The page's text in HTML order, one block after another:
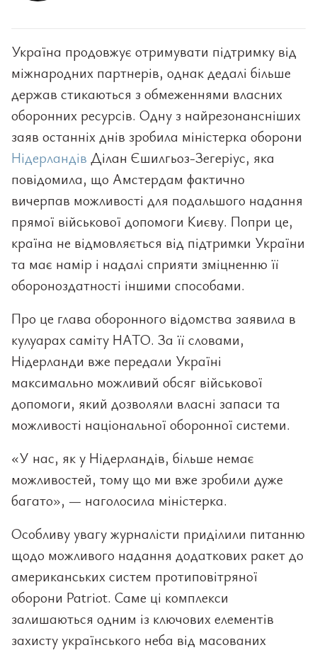
Україна продовжує отримувати підтримку від
міжнародних партнерів, однак дедалі більше
держав стикаються з обмеженнями власних
оборонних ресурсів. Одну з найрезонансніших
заяв останніх днів зробила міністерка оборони
Нідерландів Ділан Єшилгьоз-Зегеріус, яка
повідомила, що Амстердам фактично
вичерпав можливості для подальшого надання
прямої військової допомоги Києву. Попри це,
країна не відмовляється від підтримки України
та має намір і надалі сприяти зміцненню її
обороноздатності іншими способами.
Про це глава оборонного відомства заявила в
кулуарах саміту НАТО. За її словами,
Нідерланди вже передали Україні
максимально можливий обсяг військової
допомоги, який дозволяли власні запаси та
можливості національної оборонної системи.
«У нас, як у Нідерландів, більше немає
можливостей, тому що ми вже зробили дуже
багато», — наголосила міністерка.
Особливу увагу журналісти приділили питанню
щодо можливого надання додаткових ракет до
американських систем протиповітряної
оборони Patriot. Саме ці комплекси
залишаються одним із ключових елементів
захисту українського неба від масованих